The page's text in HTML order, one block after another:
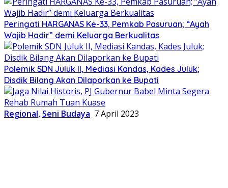
Peringati HARGANAS Ke-33, Pemkab Pasuruan; “Ayah
Wajib Hadir” demi Keluarga Berkualitas
Polemik SDN Juluk II, Mediasi Kandas, Kades Juluk;
Disdik Bilang Akan Dilaporkan ke Bupati
Regional, Seni Budaya 7 April 2023